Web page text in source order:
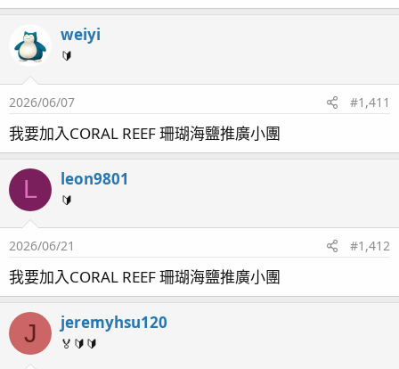
weiyi
🔰
2026/06/07 #1,411
我要加入CORAL REEF 珊瑚海鹽推廣小團
L leon9801
🔰
2026/06/21 #1,412
我要加入CORAL REEF 珊瑚海鹽推廣小團
J jeremyhsu120
🏅🔰🔰